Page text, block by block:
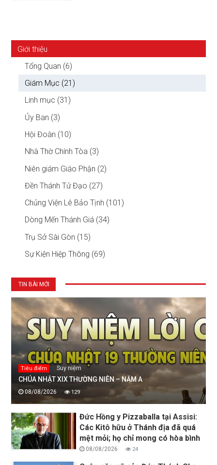
Giới thiệu
Tổng Quan (6)
Giám Mục (21)
Linh mục (31)
Ủy Ban (3)
Hội Đoàn (10)
Nhà Thờ Chính Tòa (3)
Niên giám Giáo Phận (2)
Đền Thánh Tử Đạo (27)
Chủng Viện Lê Bảo Tịnh (101)
Dòng Mến Thánh Giá (34)
Trụ Sở Sài Gòn (15)
Sự Kiện Hiệp Thông (69)
TIN BÀI MỚI
Tiêu điểm Suy niệm
CHÚA NHẬT XIX THƯỜNG NIÊN – NĂM A
08/08/2026 129
Đức Hồng y Pizzaballa tại Assisi:
Các Kitô hữu ở Thánh địa đã quá
mệt mỏi; họ chỉ mong có hòa bình
08/08/2026 24